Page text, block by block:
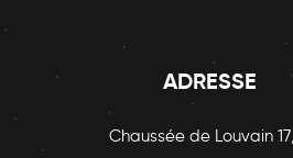
ADRESSE
Chaussée de Louvain